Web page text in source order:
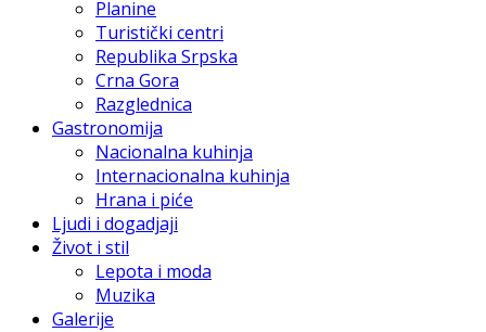
Planine
Turistički centri
Republika Srpska
Crna Gora
Razglednica
Gastronomija
Nacionalna kuhinja
Internacionalna kuhinja
Hrana i piće
Ljudi i dogadjaji
Život i stil
Lepota i moda
Muzika
Galerije